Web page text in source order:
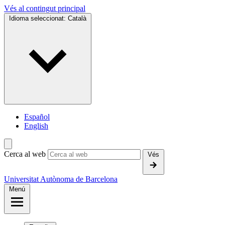
Vés al contingut principal
Idioma seleccionat: Català
Español
English
Cerca al web Vés
Universitat Autònoma de Barcelona
Menú